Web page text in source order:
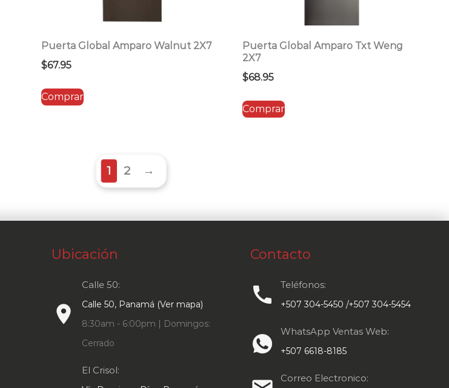
Puerta Global Amparo Walnut 2X7
$67.95
Comprar
Puerta Global Amparo Txt Weng
2X7
$68.95
Comprar
1 2 →
Ubicación
place
Calle 50:
Calle 50, Panamá (Ver mapa)
8:30am - 6:00pm | Domingos:
Cerrado
El Crisol:
Contacto
call Teléfonos:
+507 304-5450 /+507 304-5454
WhatsApp Ventas Web:
+507 6618-8185
Correo Electronico: